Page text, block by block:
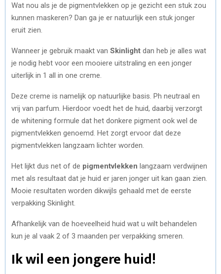
Wat nou als je de pigmentvlekken op je gezicht een stuk zou
kunnen maskeren? Dan ga je er natuurlijk een stuk jonger
eruit zien.
Wanneer je gebruik maakt van Skinlight dan heb je alles wat
je nodig hebt voor een mooiere uitstraling en een jonger
uiterlijk in 1 all in one creme.
Deze creme is namelijk op natuurlijke basis. Ph neutraal en
vrij van parfum. Hierdoor voedt het de huid, daarbij verzorgt
de whitening formule dat het donkere pigment ook wel de
pigmentvlekken genoemd. Het zorgt ervoor dat deze
pigmentvlekken langzaam lichter worden.
Het lijkt dus net of de pigmentvlekken langzaam verdwijnen
met als resultaat dat je huid er jaren jonger uit kan gaan zien.
Mooie resultaten worden dikwijls gehaald met de eerste
verpakking Skinlight.
Afhankelijk van de hoeveelheid huid wat u wilt behandelen
kun je al vaak 2 of 3 maanden per verpakking smeren.
Ik wil een jongere huid!